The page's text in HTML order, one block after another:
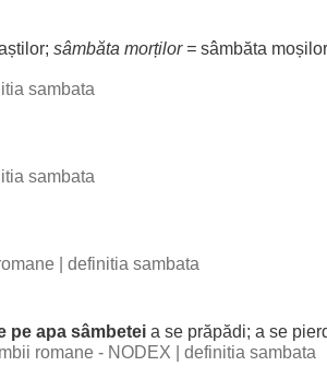
; sâmbăta morților= sâmbăta moșilor
sambata
sambata
definitia sambata
pe apa sâmbetei a se prăpădi; a se
romane - NODEX
definitia sambata